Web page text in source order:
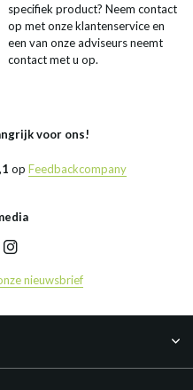
specifiek product? Neem contact
op met onze klantenservice en
een van onze adviseurs neemt
contact met u op.
voor ons!
op Feedbackcompany
nieuwsbrief